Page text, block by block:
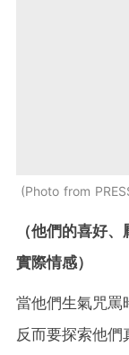
Photo from
（他們的喜好
實際情感）
當他們生氣咒罵
反而要探索他